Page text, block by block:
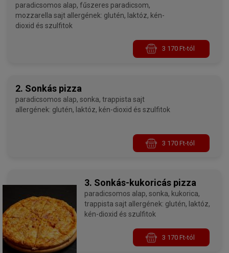
paradicsomos alap, fűszeres paradicsom,
mozzarella sajt allergének: glutén, laktóz, kén-
dioxid és szulfitok
3 170 Ft-tól
2. Sonkás pizza
paradicsomos alap, sonka, trappista sajt
allergének: glutén, laktóz, kén-dioxid és szulfitok
3 170 Ft-tól
3. Sonkás-kukoricás pizza
paradicsomos alap, sonka, kukorica,
trappista sajt allergének: glutén, laktóz,
kén-dioxid és szulfitok
3 170 Ft-tól